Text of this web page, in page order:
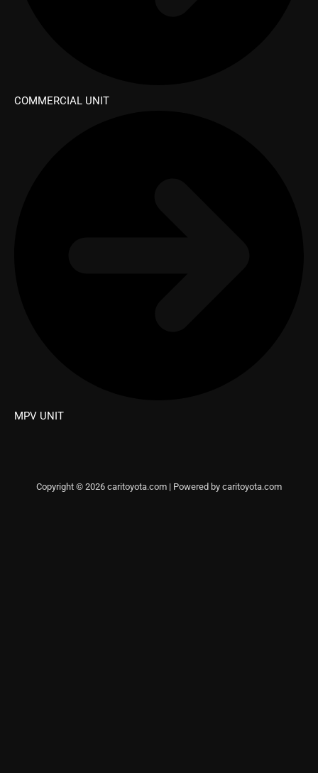
COMMERCIAL UNIT
MPV UNIT
Copyright © 2026 caritoyota.com | Powered by caritoyota.com